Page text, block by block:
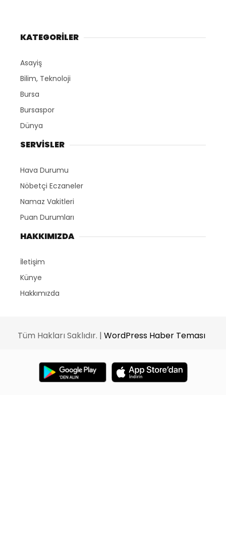
KATEGORİLER
Asayiş
Bilim, Teknoloji
Bursa
Bursaspor
Dünya
SERVİSLER
Hava Durumu
Nöbetçi Eczaneler
Namaz Vakitleri
Puan Durumları
HAKKIMIZDA
İletişim
Künye
Hakkımızda
Tüm Hakları Saklıdır. | WordPress Haber Teması